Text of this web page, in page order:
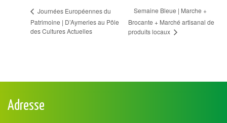
Journées Européennes du
Patrimoine | D’Aymeries au Pôle
des Cultures Actuelles
Semaine Bleue | Marche +
Brocante + Marché artisanal de
produits locaux
Adresse